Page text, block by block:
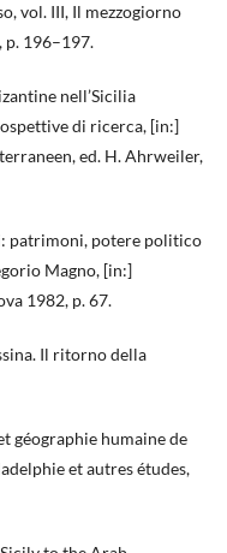
vol. III, Il mezzogiorno
p. 196–197.
nell’Sicilia
di ricerca, [in:]
ed. H. Ahrweiler,
patrimoni, potere politico
Magno, [in:]
1982, p. 67.
Il ritorno della
géographie humaine de
et autres études,